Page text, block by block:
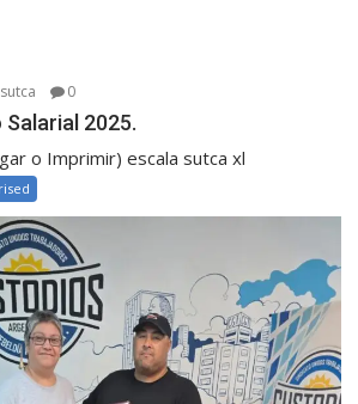
sutca 0
2025.
o Imprimir) escala sutca xl